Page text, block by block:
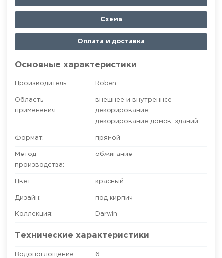
Схема
Оплата и доставка
Основные характеристики
Производитель: Roben
Область
применения:
внешнее и внутреннее
декорирование
декорирование домов, зданий
Формат: прямой
Метод
производства:
обжигание
Цвет: красный
Дизайн: под кирпич
Коллекция: Darwin
Технические характеристики
Водопоглощение
6